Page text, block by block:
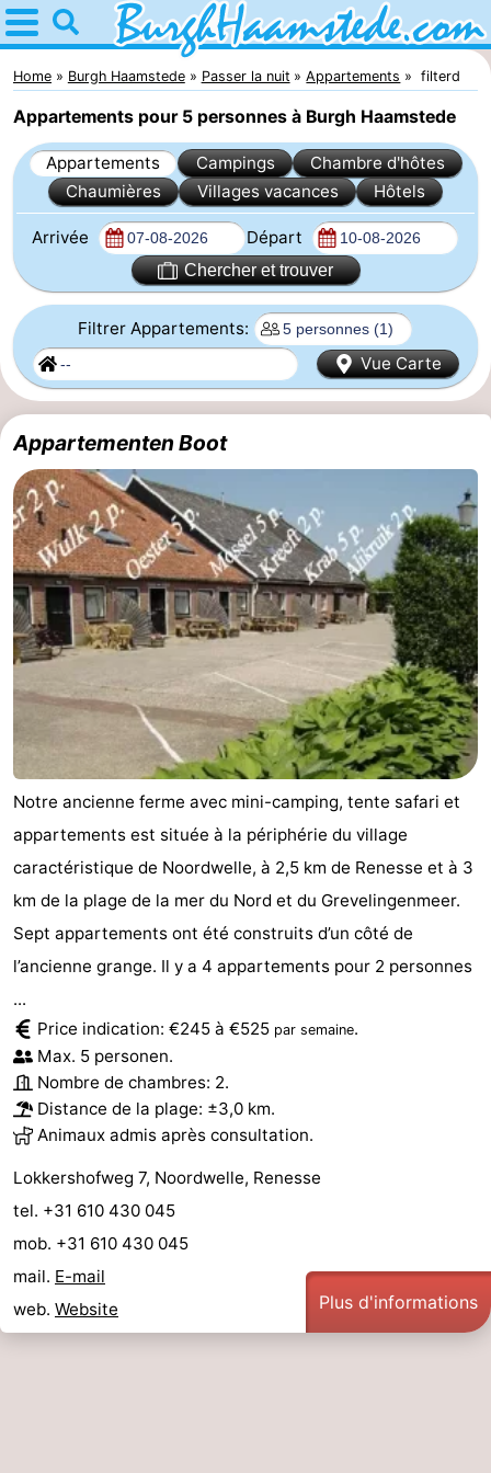
Home
Burgh
Haamstede
Astuces
Avec
enfants
Kop
van
Schouwen
Passer
la
nuit
Appartements
Campings
Chambre
d'hôtes
Chaumières
-
Buitenheem
-
Duinoord
-
Ginsterveld
-
Julianahoeve
Resort
Haamstede
-
Résidence
't
Hof
van
Haamstede
-
Schouwen
-
Schouwse
Valleien
-
Wijde
Blick
-
Zeeuwse
Kust
-
’t
van
Haamstede
Hôtels
minutes
Plages
Voir
et
Lieux
Home Burgh Haamstede Passer la nuit Appartements filterd
Appartements pour 5 personnes à Burgh Haamstede
Appartements Campings
Chambre d'hôtes
Chaumières
Villages vacances Hôtels
Arrivée Départ
Chercher et trouver
Filtrer Appartements:
Vue Carte
Appartementen Boot
Notre ancienne ferme avec mini-camping, tente safari et
appartements est située à la périphérie du village
caractéristique de Noordwelle, à 2,5 km de Renesse et à 3
km de la plage de la mer du Nord et du Grevelingenmeer.
Sept appartements ont été construits d’un côté de
l’ancienne grange. Il y a 4 appartements pour 2 personnes
...
Price indication: €245 à €525 par semaine.
Max. 5 personen.
Nombre de chambres: 2.
Distance de la plage: ±3,0 km.
Animaux admis après consultation.
Lokkershofweg 7, Noordwelle, Renesse
tel. +31 610 430 045
mob. +31 610 430 045
mail. E-mail
web. Website Plus d'informations